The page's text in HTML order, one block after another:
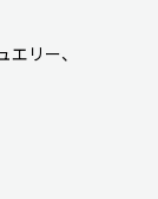
リー、